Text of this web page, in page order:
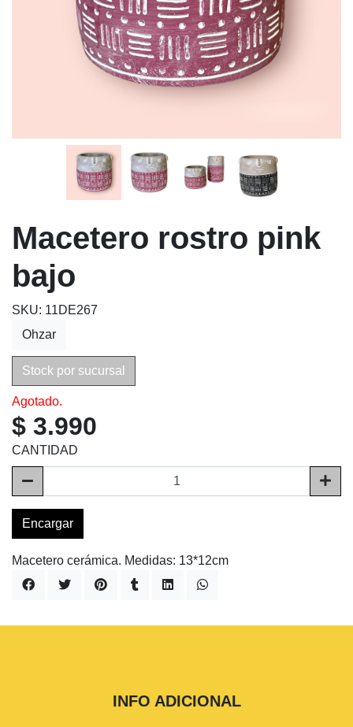
Macetero rostro pink
bajo
SKU: 11DE267
Ohzar
Stock por sucursal
Agotado.
$ 3.990
CANTIDAD
Encargar
Macetero cerámica. Medidas: 13*12cm
INFO ADICIONAL